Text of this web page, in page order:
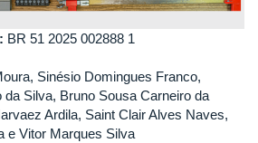
BR 51 2025 002888 1
Sinésio Domingues Franco,
da Silva, Bruno Sousa Carneiro da
Ardila, Saint Clair Alves Naves,
e Vitor Marques Silva